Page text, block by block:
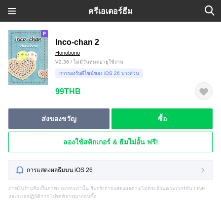
ครีเอเตอร์ธีม
Inco-chan 2
Honobono
V2.36 / ไม่มีวันหมดอายุใช้งาน
การรองรับดีไซน์ของ iOS 26 บางส่วน
99THB
ส่งของขวัญ ซื้อ
ลองใช้สติกเกอร์ & ธีมไม่อั้น ฟรี!
การแสดงผลธีมบน iOS 26
ภาพในร้านธีมเป็นภาพประกอบเท่านั้น ธีมจริงอาจแสดงผลต่าง/ไม่ครบถ้วนตามเวอร์ชัน LINE
และระบบปฏิบัติการ โปรดพิจารณาก่อนซื้อ